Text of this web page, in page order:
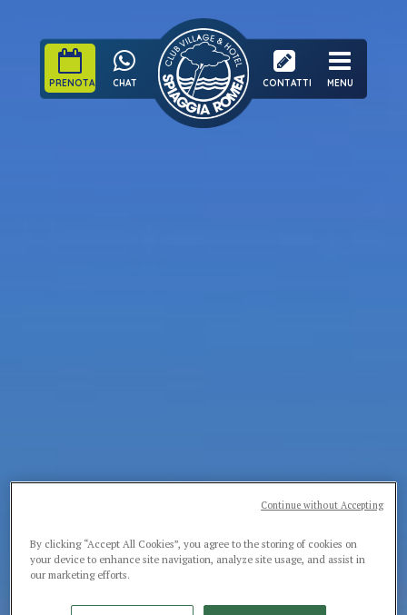
PRENOTA CHAT CONTATTI MENU
By clicking “Accept All Cookies”, you agree to the storing of cookies on
your device to enhance site navigation, analyze site usage, and assist in
our marketing efforts.
Continue without Accepting